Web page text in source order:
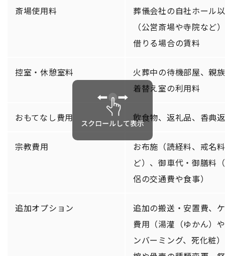
斎場使用料
葬儀会社の自社ホール
（公営斎場や寺院など
借りる場合の賃料
控室・休憩室料
火葬中の待機部屋、親
着替え室の利用料
おもてなし費用 飲食物、返礼品、香典
宗教費用
お布施（読経料、戒名
ど）、御車代・御膳料
侶の交通費や食事）
追加オプション
追加の搬送・安置費、
費用（湯灌（ゆかん）
ンバーミング、死化粧